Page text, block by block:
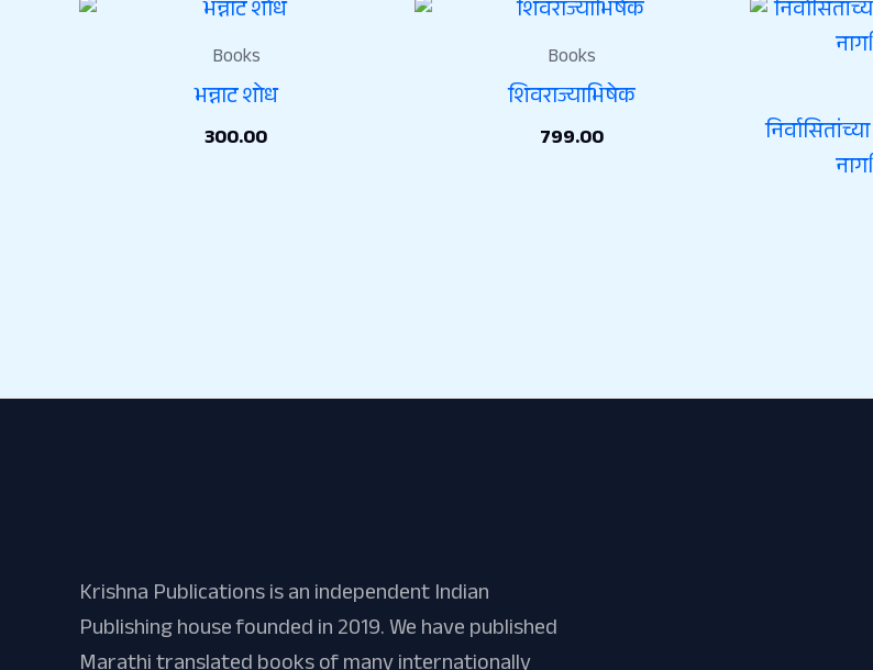
Books
भन्नाट शोध
300.00
Books
शिवराज्याभिषेक
799.00
Krishna Publications is an independent Indian
Publishing house founded in 2019. We have published